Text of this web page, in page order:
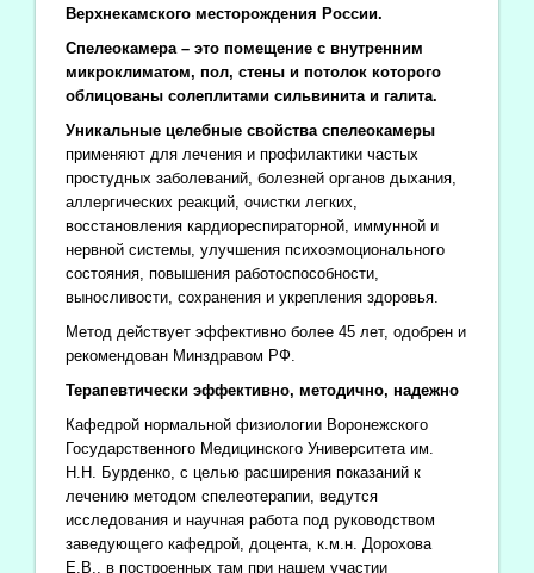
Верхнекамского месторождения России.
Спелеокамера – это помещение с внутренним
микроклиматом, пол, стены и потолок которого
облицованы солеплитами сильвинита и галита.
Уникальные целебные свойства спелеокамеры
применяют для лечения и профилактики частых
простудных заболеваний, болезней органов дыхания,
аллергических реакций, очистки легких,
восстановления кардиореспираторной, иммунной и
нервной системы, улучшения психоэмоционального
состояния, повышения работоспособности,
выносливости, сохранения и укрепления здоровья.
Метод действует эффективно более 45 лет, одобрен и
рекомендован Минздравом РФ.
Терапевтически эффективно, методично, надежно
Кафедрой нормальной физиологии Воронежского
Государственного Медицинского Университета им.
Н.Н. Бурденко, с целью расширения показаний к
лечению методом спелеотерапии, ведутся
исследования и научная работа под руководством
заведующего кафедрой, доцента, к.м.н. Дорохова
Е.В., в построенных там при нашем участии